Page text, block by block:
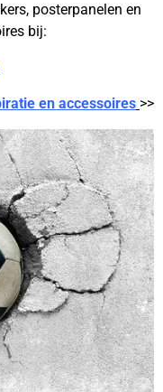
posterpanelen en
bij:
en accessoires >>